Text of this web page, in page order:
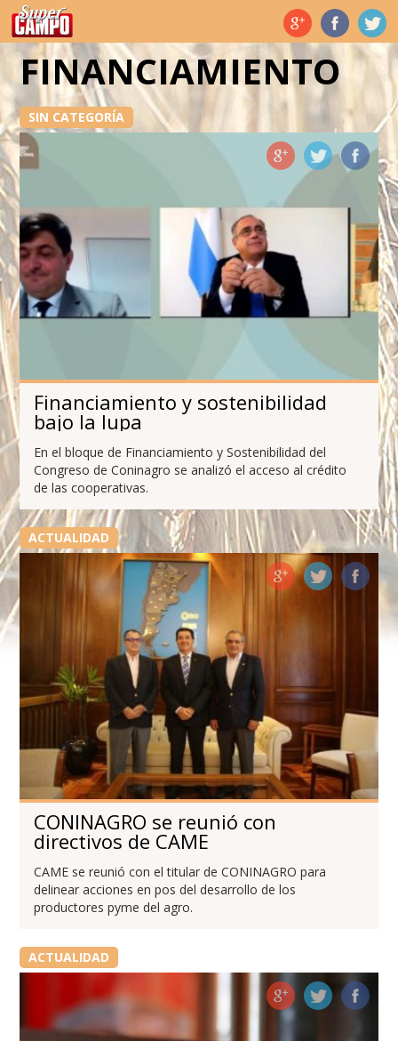
Temas de hoy
FINANCIAMIENTO
SIN CATEGORÍA
Financiamiento y sostenibilidad
bajo la lupa
En el bloque de Financiamiento y Sostenibilidad del
Congreso de Coninagro se analizó el acceso al crédito
de las cooperativas.
ACTUALIDAD
CONINAGRO se reunió con
directivos de CAME
CAME se reunió con el titular de CONINAGRO para
delinear acciones en pos del desarrollo de los
productores pyme del agro.
ACTUALIDAD